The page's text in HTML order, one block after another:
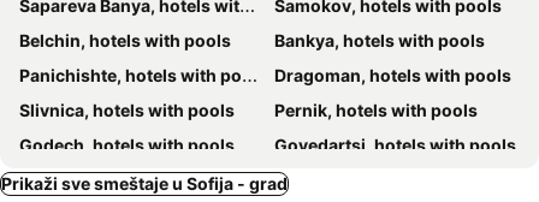
Hotel Dragalevtsi
Hotel Montecito
Hotel Gloria Palace Diplomat
Europe Hotel
Vila 6aTo Hotel & Wellnes
Jasmin Hotel
Hotel Fashion - Free Parking
Aparthouse Borovo
Hotel Bankya Palace
Hotel Villa Magus
Sapareva Banya, hotels with pools
Samokov, hotels with pools
Belchin, hotels with pools
Bankya, hotels with pools
Panichishte, hotels with pools
Dragoman, hotels with pools
Slivnica, hotels with pools
Pernik, hotels with pools
Godech, hotels with pools
Govedartsi, hotels with pools
Gorna Malina, hotels with pools
Kovachevci, hotels with pools
Prikaži sve smeštaje u Sofija - grad